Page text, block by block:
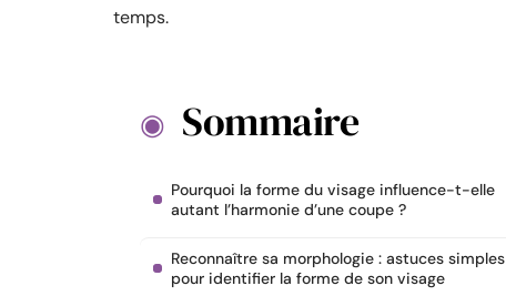
temps.
Sommaire
Pourquoi la forme du visage influence-t-elle
autant l’harmonie d’une coupe ?
Reconnaître sa morphologie : astuces simples
pour identifier la forme de son visage